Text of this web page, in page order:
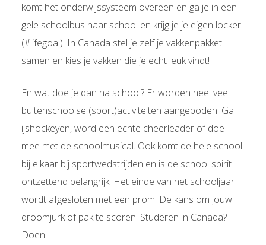
komt het onderwijssysteem overeen en ga je in een
gele schoolbus naar school en krijg je je eigen locker
(#lifegoal). In Canada stel je zelf je vakkenpakket
samen en kies je vakken die je echt leuk vindt!
En wat doe je dan na school? Er worden heel veel
buitenschoolse (sport)activiteiten aangeboden. Ga
ijshockeyen, word een echte cheerleader of doe
mee met de schoolmusical. Ook komt de hele school
bij elkaar bij sportwedstrijden en is de school spirit
ontzettend belangrijk. Het einde van het schooljaar
wordt afgesloten met een prom. De kans om jouw
droomjurk of pak te scoren! Studeren in Canada?
Doen!